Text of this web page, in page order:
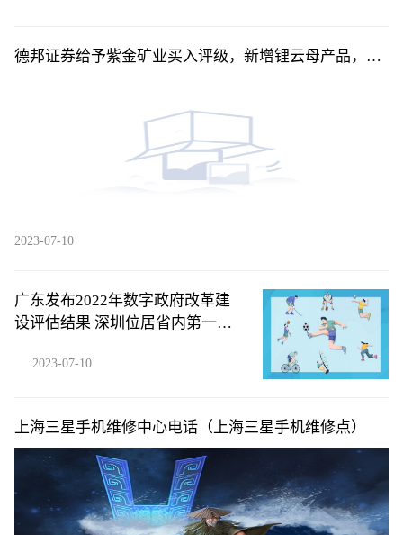
德邦证券给予紫金矿业买入评级，新增锂云母产品，产
2023-07-10
广东发布2022年数字政府改革建
设评估结果 深圳位居省内第一梯
2023-07-10
上海三星手机维修中心电话（上海三星手机维修点）